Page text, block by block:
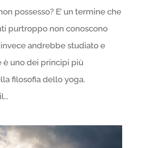
possesso? E’ un termine che
purtroppo non conoscono
andrebbe studiato e
è uno dei principi più
filosofia dello yoga.